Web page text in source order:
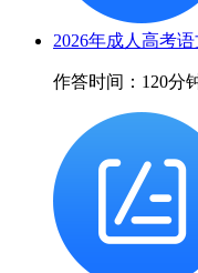
2026年成人高考
作答时间：120分